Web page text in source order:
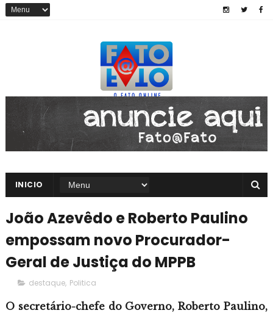
INICIO
João Azevêdo e Roberto Paulino
empossam novo Procurador-
Geral de Justiça do MPPB
destaque, Politica
O secretário-chefe do Governo, Roberto Paulino,